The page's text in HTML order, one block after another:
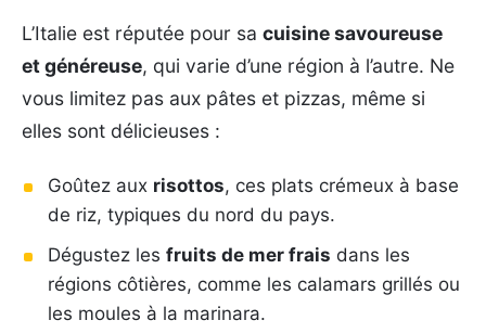
L’Italie est réputée pour sa cuisine savoureuse
et généreuse, qui varie d’une région à l’autre. Ne
vous limitez pas aux pâtes et pizzas, même si
elles sont délicieuses :
Goûtez aux risottos, ces plats crémeux à base
de riz, typiques du nord du pays.
Dégustez les fruits de mer frais dans les
régions côtières, comme les calamars grillés ou
les moules à la marinara.